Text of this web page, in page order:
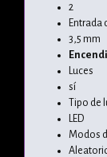
2
Entrada
3,5 mm
Luces
sí
Tipo de
LED
Modos